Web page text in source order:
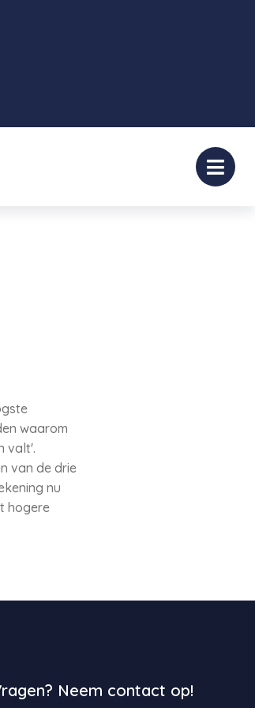
waarom
valt'.
van de drie
nu
hogere
Neem contact op!